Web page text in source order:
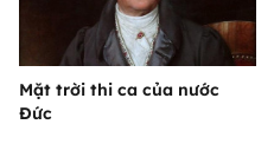
Mặt trời thi ca của nước
Đức